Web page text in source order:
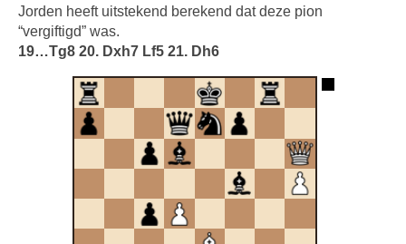
Jorden heeft uitstekend berekend dat deze pion
“vergiftigd” was.
19…Tg8 20. Dxh7 Lf5 21. Dh6